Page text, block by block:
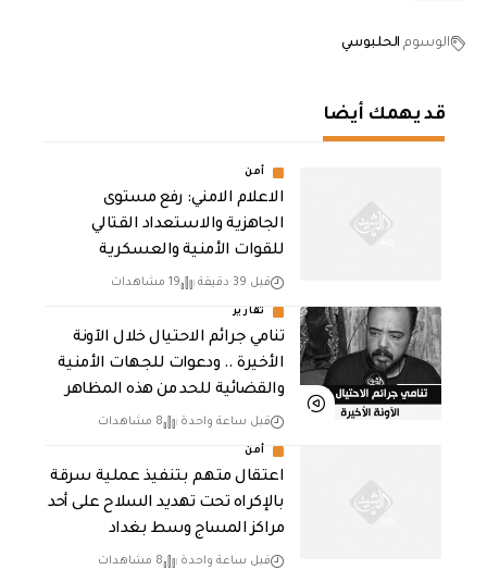
الوسوم الحلبوسي
قد يهمك أيضا
أمن
الاعلام الامني: رفع مستوى
الجاهزية والاستعداد القتالي
للقوات الأمنية والعسكرية
قبل 39 دقيقة 19 مشاهدات
تقارير
تنامي جرائم الاحتيال خلال الآونة
الأخيرة .. ودعوات للجهات الأمنية
والقضائية للحد من هذه المظاهر
قبل ساعة واحدة 8 مشاهدات
أمن
اعتقال متهم بتنفيذ عملية سرقة
بالإكراه تحت تهديد السلاح على أحد
مراكز المساج وسط بغداد
قبل ساعة واحدة 8 مشاهدات